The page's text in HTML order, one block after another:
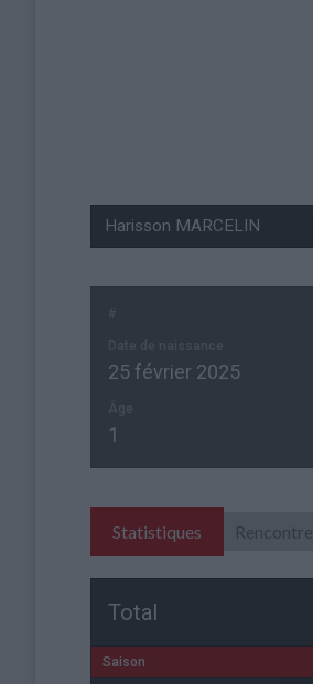
25 février 2025
1
Statistiques Rencontres
Total
Saison